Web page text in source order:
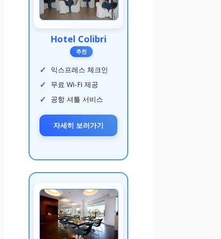
Hotel Colibri
추천
익스프레스 체크인
무료 Wi-Fi 제공
공항 셔틀 서비스
자세히 보러가기